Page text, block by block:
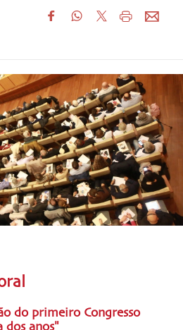
do primeiro Congresso